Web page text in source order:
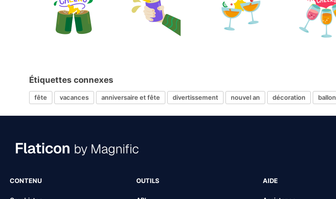
Étiquettes connexes
fête vacances anniversaire et fête divertissement nouvel an décoration ballon
CONTENU OUTILS AIDE